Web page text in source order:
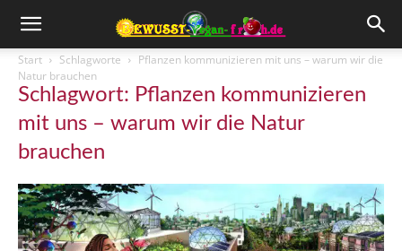
Start Schlagworte
Pflanzen kommunizieren mit uns – warum wir die
Natur brauchen
Schlagwort: Pflanzen kommunizieren
mit uns – warum wir die Natur
brauchen